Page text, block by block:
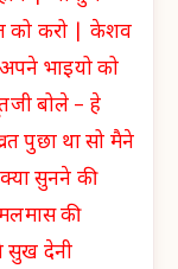
को करो | केशव
भाइयो को
बोले – हे
पुछा था सो मैने
सुनने की
की
सुख देनी